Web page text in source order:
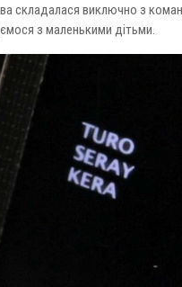
складалася виключно з
з маленькими дітьми.